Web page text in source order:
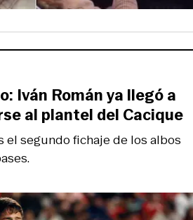
el segundo fichaje de los albos
Iván Román ya llegó a
al plantel del Cacique